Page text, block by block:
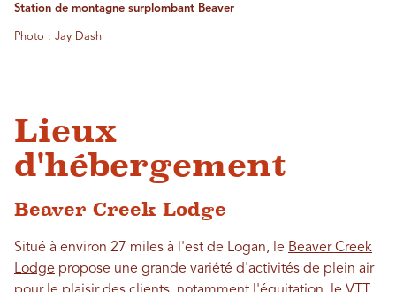
Station de montagne surplombant Beaver
Photo : Jay Dash
Lieux
d'hébergement
Beaver Creek Lodge
Situé à environ 27 miles à l'est de Logan, le Beaver Creek
Lodge propose une grande variété d'activités de plein air